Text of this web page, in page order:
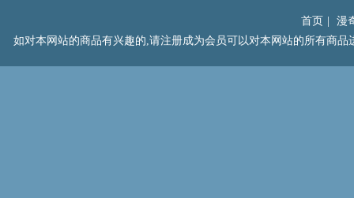
首页
漫
如对本网站的商品有兴趣的,请注册成为会员可以对本网站的所有商